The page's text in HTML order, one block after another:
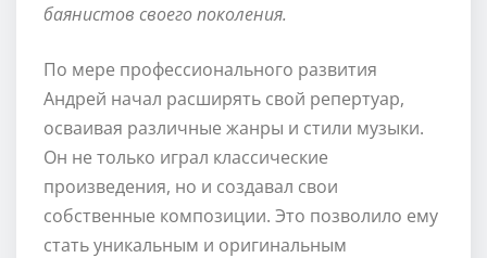
баянистов своего поколения.
По мере профессионального развития
Андрей начал расширять свой репертуар,
осваивая различные жанры и стили музыки.
Он не только играл классические
произведения, но и создавал свои
собственные композиции. Это позволило ему
стать уникальным и оригинальным